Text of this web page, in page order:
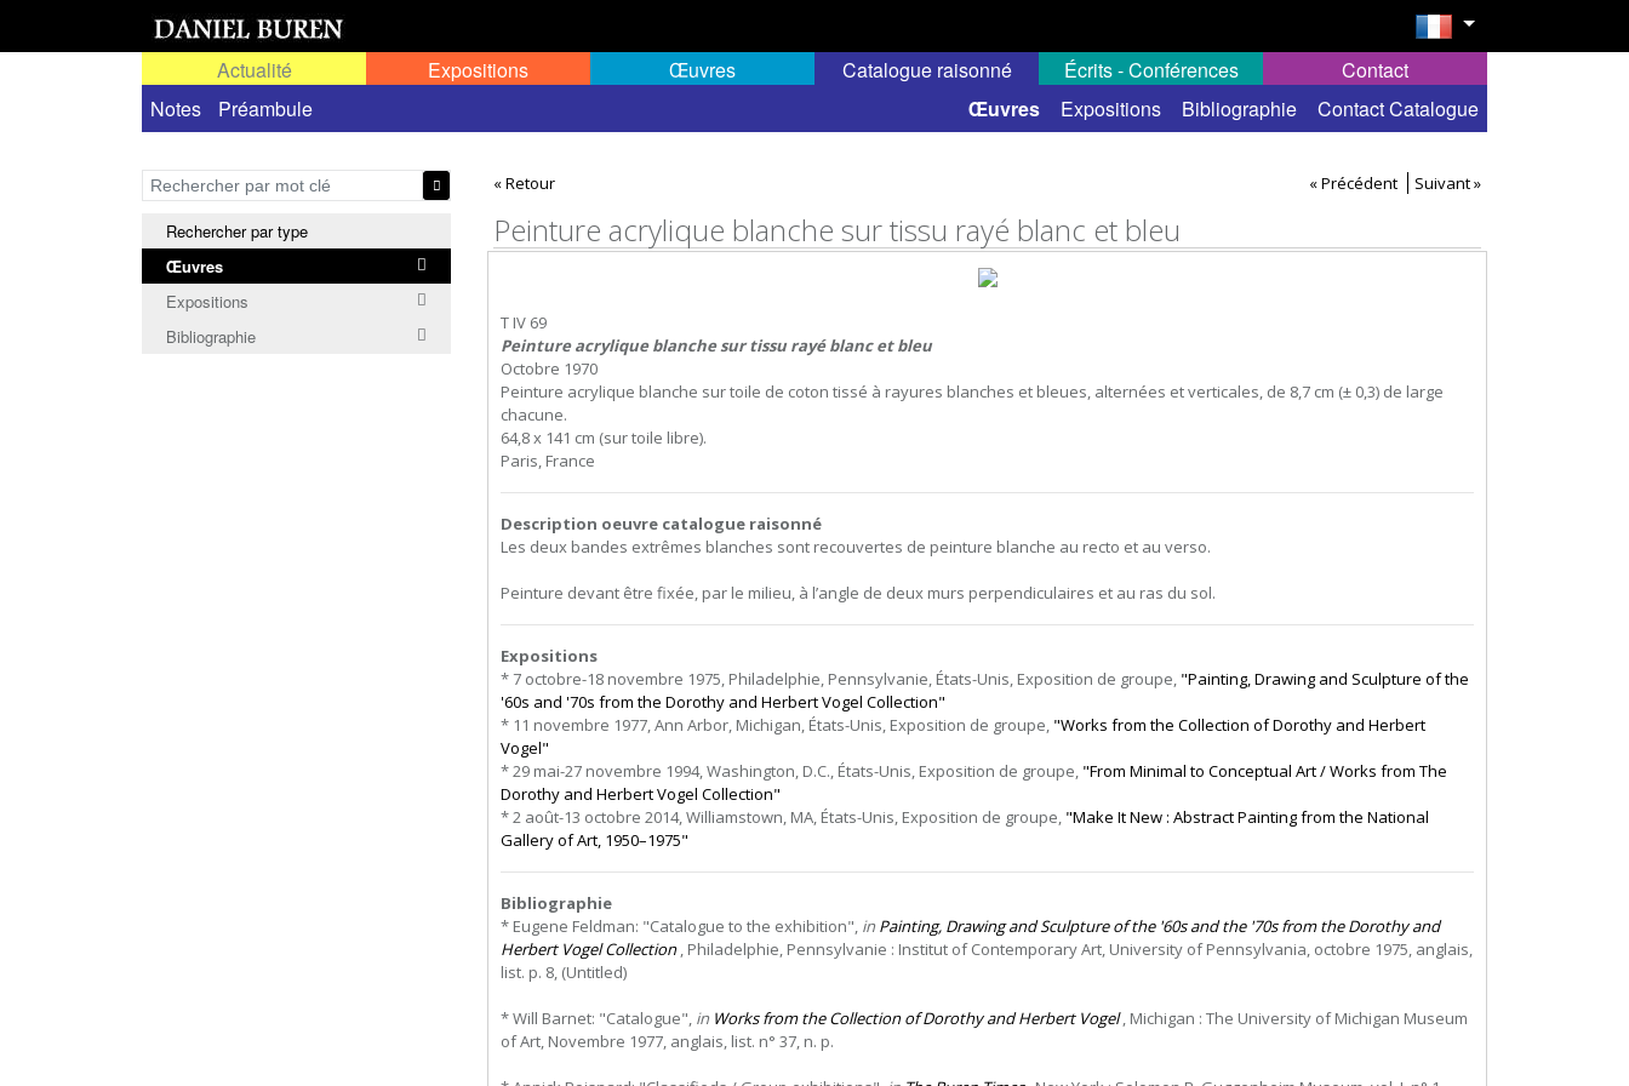
Actualité Expositions
Œuvres
Œuvres permanentes dans l'espace public ou semi-public
Catalogue raisonné
Notes
Préambule Œuvres Expositions Bibliographie Contact Catalogue
Écrits - Conférences Contact
Rechercher par type
Œuvres
Expositions
Bibliographie
« Retour « Précédent Suivant »
Peinture acrylique blanche sur tissu rayé blanc et bleu
T IV 69
Peinture acrylique blanche sur tissu rayé blanc et bleu
Octobre 1970
Peinture acrylique blanche sur toile de coton tissé à rayures blanches et bleues, alternées et verticales, de 8,7 cm (± 0,3) de large
chacune.
64,8 x 141 cm (sur toile libre).
Paris, France
Description oeuvre catalogue raisonné
Les deux bandes extrêmes blanches sont recouvertes de peinture blanche au recto et au verso.
Peinture devant être fixée, par le milieu, à l’angle de deux murs perpendiculaires et au ras du sol.
Expositions
* 7 octobre-18 novembre 1975, Philadelphie, Pennsylvanie, États-Unis, Exposition de groupe, "Painting, Drawing and Sculpture of the
'60s and '70s from the Dorothy and Herbert Vogel Collection"
* 11 novembre 1977, Ann Arbor, Michigan, États-Unis, Exposition de groupe, "Works from the Collection of Dorothy and Herbert
Vogel"
* 29 mai-27 novembre 1994, Washington, D.C., États-Unis, Exposition de groupe, "From Minimal to Conceptual Art / Works from The
Dorothy and Herbert Vogel Collection"
* 2 août-13 octobre 2014, Williamstown, MA, États-Unis, Exposition de groupe, "Make It New : Abstract Painting from the National
Gallery of Art, 1950–1975"
Bibliographie
* Eugene Feldman: "Catalogue to the exhibition", in Painting, Drawing and Sculpture of the '60s and the '70s from the Dorothy and
Herbert Vogel Collection, Philadelphie, Pennsylvanie : Institut of Contemporary Art, University of Pennsylvania, octobre 1975, anglais,
list. p. 8, (Untitled)
* Will Barnet: "Catalogue", in Works from the Collection of Dorothy and Herbert Vogel, Michigan : The University of Michigan Museum
of Art, Novembre 1977, anglais, list. n° 37, n. p.